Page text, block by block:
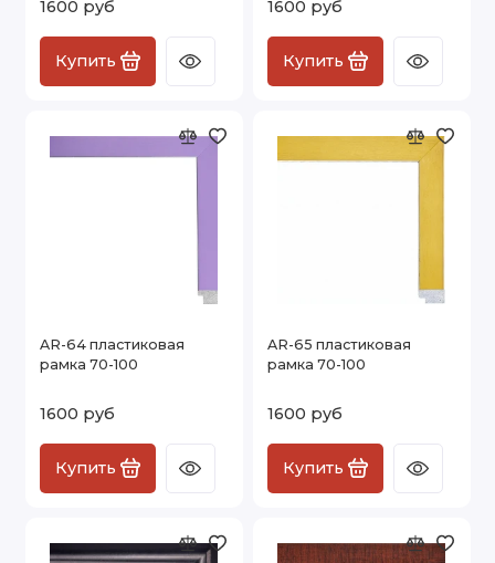
1600 руб
Купить
1600 руб
Купить
AR-64 пластиковая
рамка 70-100
1600 руб
Купить
AR-65 пластиковая
рамка 70-100
1600 руб
Купить